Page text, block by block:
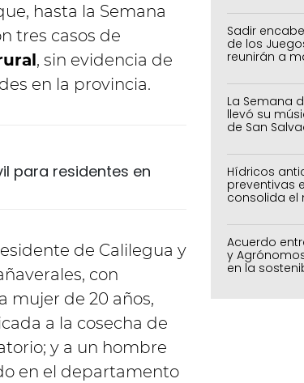
hasta la Semana
tres casos de
, sin evidencia de
en la provincia.
para residentes en
de Calilegua y
con
mujer de 20 años,
a la cosecha de
y a un hombre
en el departamento
Sadir
de los
reunirán a
La Semana
llevó su
de San
Hídricos
preventivas
consolida el
Acuerdo
y
en la